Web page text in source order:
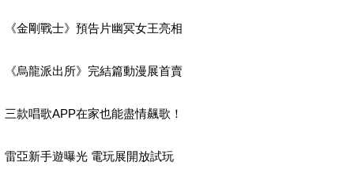
《金剛戰士》預告片幽冥女王亮相
《烏龍派出所》完結篇動漫展首賣
三款唱歌APP在家也能盡情飆歌！
雷亞新手遊曝光 電玩展開放試玩